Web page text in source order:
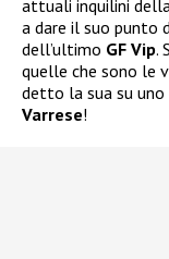
attuali inquilini
a dare il suo punto
dell’ultimo GF Vip.
quelle che sono le
detto la sua su
Varrese!